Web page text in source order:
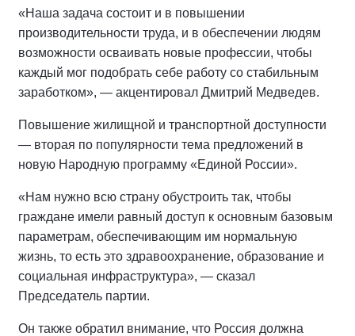
«Наша задача состоит и в повышении
производительности труда, и в обеспечении людям
возможности осваивать новые профессии, чтобы
каждый мог подобрать себе работу со стабильным
заработком», — акцентировал Дмитрий Медведев.
Повышение жилищной и транспортной доступности
— вторая по популярности тема предложений в
новую Народную программу «Единой России».
«Нам нужно всю страну обустроить так, чтобы
граждане имели равный доступ к основным базовым
параметрам, обеспечивающим им нормальную
жизнь, то есть это здравоохранение, образование и
социальная инфраструктура», — сказал
Председатель партии.
Он также обратил внимание, что Россия должна